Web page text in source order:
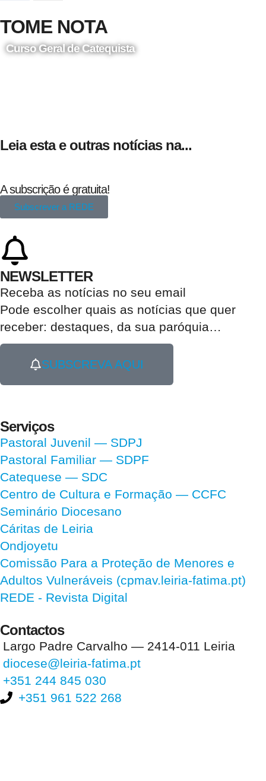
TOME NOTA
Curso Geral de Catequista
Leia esta e outras notícias na...
A subscrição é gratuita!
Subscrever a REDE
NEWSLETTER
Receba as notícias no seu email​
Pode escolher quais as notícias que quer
receber: destaques, da sua paróquia
SUBSCREVA AQUI
Serviços
Pastoral Juvenil — SDPJ
Pastoral Familiar — SDPF
Catequese — SDC
Centro de Cultura e Formação — CCFC
Seminário Diocesano
Cáritas de Leiria
Ondjoyetu
Comissão Para a Proteção de Menores e
Adultos Vulneráveis (cpmav.leiria-fatima.pt)
REDE - Revista Digital
Contactos
Largo Padre Carvalho — 2414-011 Leiria
diocese@leiria-fatima.pt
+351 244 845 030
+351 961 522 268